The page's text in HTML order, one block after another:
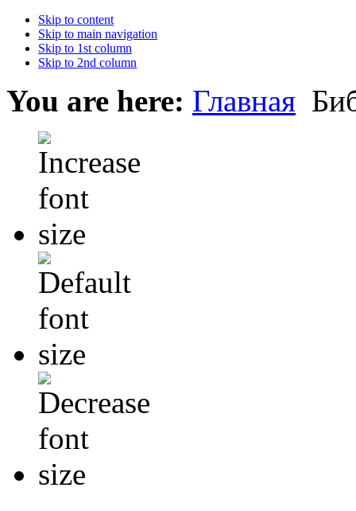
Skip to content
Skip to main navigation
Skip to 1st column
Skip to 2nd column
You are here: Главная